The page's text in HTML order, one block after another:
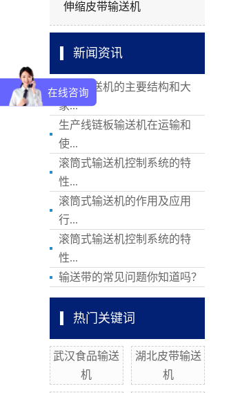
伸缩皮带输送机
新闻资讯
皮带输送机的主要结构和大
家...
生产线链板输送机在运输和
使...
滚筒式输送机控制系统的特
性...
滚筒式输送机的作用及应用
行...
滚筒式输送机控制系统的特
性...
输送带的常见问题你知道吗？
热门关键词
武汉食品输送
机
湖北皮带输送
机
在线咨询